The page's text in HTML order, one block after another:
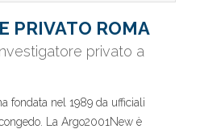
PRIVATO ROMA
privato a
fondata nel 1989 da ufficiali
La Argo2001New è